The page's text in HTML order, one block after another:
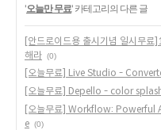
'오늘만 무료' 카테고리의 다른 글
[안드로이드용 출시기념 일시무료
해라 (0)
[오늘무료] Live Studio -
[오늘무료] Depello - color
[오늘무료] Workflow: Powerful
e (0)